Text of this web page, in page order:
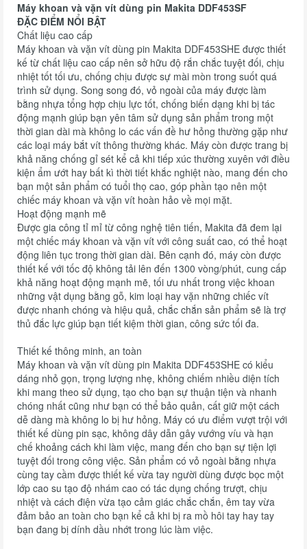
Máy khoan và vặn vít dùng pin Makita DDF453SF
ĐẶC ĐIỂM NỔI BẬT
Chất liệu cao cấp
Máy khoan và vặn vít dùng pin Makita DDF453SHE được thiết
kế từ chất liệu cao cấp nên sở hữu độ rắn chắc tuyệt đối, chịu
nhiệt tốt tối ưu, chống chịu được sự mài mòn trong suốt quá
trình sử dụng. Song song đó, vỏ ngoài của máy được làm
bằng nhựa tổng hợp chịu lực tốt, chống biến dạng khi bị tác
động mạnh giúp bạn yên tâm sử dụng sản phẩm trong một
thời gian dài mà không lo các vấn đề hư hỏng thường gặp như
các loại máy bắt vít thông thường khác. Máy còn được trang bị
khả năng chống gỉ sét kể cả khi tiếp xúc thường xuyên với điều
kiện ẩm ướt hay bất kì thời tiết khắc nghiệt nào, mang đến cho
bạn một sản phẩm có tuổi thọ cao, góp phần tạo nên một
chiếc máy khoan và vặn vít hoàn hảo về mọi mặt.
Hoạt động mạnh mẽ
Được gia công tỉ mỉ từ công nghệ tiên tiến, Makita đã đem lại
một chiếc máy khoan và vặn vít với công suất cao, có thể hoạt
động liên tục trong thời gian dài. Bên cạnh đó, máy còn được
thiết kế với tốc độ không tải lên đến 1300 vòng/phút, cung cấp
khả năng hoạt động mạnh mẽ, tối ưu nhất trong việc khoan
những vật dụng bằng gỗ, kim loại hay vặn những chiếc vít
được nhanh chóng và hiệu quả, chắc chắn sản phẩm sẽ là trợ
thủ đắc lực giúp bạn tiết kiệm thời gian, công sức tối đa.
Thiết kế thông minh, an toàn
Máy khoan và vặn vít dùng pin Makita DDF453SHE có kiểu
dáng nhỏ gọn, trọng lượng nhẹ, không chiếm nhiều diện tích
khi mang theo sử dụng, tạo cho bạn sự thuận tiện và nhanh
chóng nhất cũng như bạn có thể bảo quản, cất giữ một cách
dễ dàng mà không lo bị hư hỏng. Máy có ưu điểm vượt trội với
thiết kế dùng pin sạc, không dây dẫn gây vướng víu và hạn
chế khoảng cách khi làm việc, mang đến cho bạn sự tiện lợi
tuyệt đối trong công việc. Sản phẩm có vỏ ngoài bằng nhựa
cùng tay cầm được thiết kế vừa tay người dùng được bọc một
lớp cao su tạo độ nhám cao có tác dụng chống trượt, chịu
nhiệt và cách điện vừa tạo cảm giác chắc chắn, êm tay vừa
đảm bảo an toàn cho bạn kể cả khi bị ra mồ hôi tay hay tay
bạn đang bị dính dầu nhớt trong lúc làm việc.